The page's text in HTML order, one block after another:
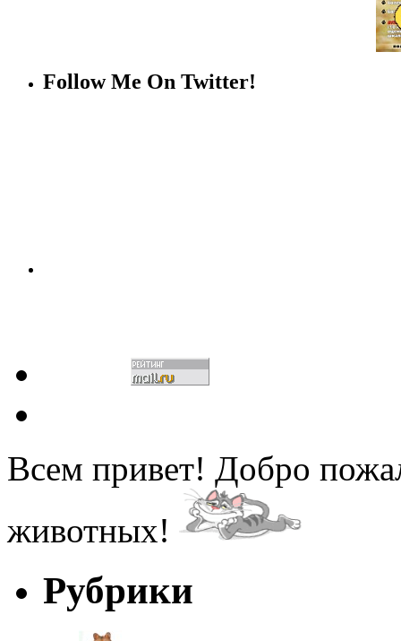
Follow Me On Twitter!
Всем привет! Добро
животных!
Рубрики